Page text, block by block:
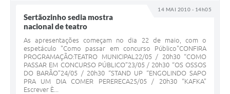
14 MAI 2010 - 14h05
Sertãozinho sedia mostra
nacional de teatro
As apresentações começam no dia 22 de maio, com o
espetáculo "Como passar em concurso Público"CONFIRA
PROGRAMAÇÃO:TEATRO MUNICIPAL22/05 / 20h30 “COMO
PASSAR EM CONCURSO PÚBLICO”23/05 / 20h30 “OS OSSOS
DO BARÃO”24/05 / 20h30 “STAND UP “ENGOLINDO SAPO
PRA UM DIA COMER PERERECA25/05 / 20h30 “KAFKA”
Escrever È...